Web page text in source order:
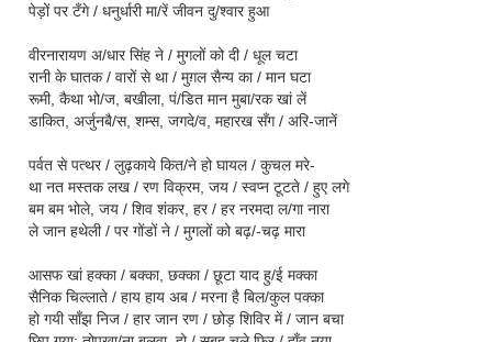
पेड़ों पर टँगे / धनुर्धारी मा/रें जीवन दु/श्वार हुआ
वीरनारायण अ/धार सिंह ने / मुगलों को दी / धूल चटा
रानी के घातक / वारों से था / मुग़ल सैन्य का / मान घटा
रूमी, कैथा भो/ज, बखीला, पं/डित मान मुबा/रक खां लें
डाकित, अर्जुनबै/स, शम्स, जगदे/व, महारख सँग / अरि-जानें
पर्वत से पत्थर / लुढ़काये कित/ने होघायल / कुचल मरे-
था नत मस्तक लख / रण विक्रम, जय / स्वप्न टूटते / हुए लगे
बम बम भोले, जय / शिव शंकर, हर / हर नरमदा ल/गा नारा
ले जान हथेली / पर गोंडों ने / मुगलों को बढ़/-चढ़ मारा
आसफ खां हक्का / बक्का, छक्का / छूटा याद हु/ई मक्का
सैनिक चिल्लाते / हाय हाय अब / मरना है बिल/कुल पक्का
हो गयी साँझ निज / हार जान रण / छोड़ शिविर में / जान बचा